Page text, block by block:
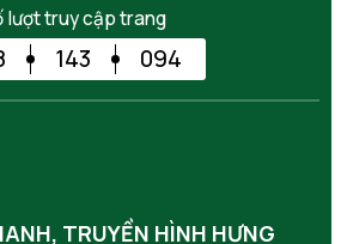
lượt truy cập trang
143 094
TRUYỀN HÌNH HƯNG